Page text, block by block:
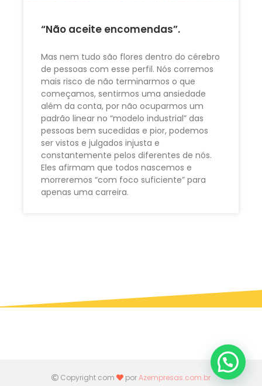
“Não aceite encomendas”.
Mas nem tudo são flores dentro do cérebro
de pessoas com esse perfil. Nós corremos
mais risco de não terminarmos o que
começamos, sentirmos uma ansiedade
além da conta, por não ocuparmos um
padrão linear no “modelo industrial” das
pessoas bem sucedidas e pior, podemos
ser vistos e julgados injusta e
constantemente pelos diferentes de nós.
Eles afirmam que todos nascemos e
morreremos “com foco suficiente” para
apenas uma carreira.
Copyright com porAzempresas.com.br